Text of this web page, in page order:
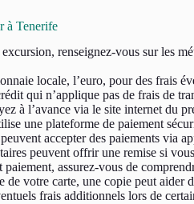
à Tenerife
renseignez-vous sur les
locale, l’euro, pour des frais
qui n’applique pas de frais de
à l’avance via le site internet du
une plateforme de paiement
accepter des paiements via
peuvent offrir une remise si
paiement, assurez-vous de
de votre carte, une copie peut aider
frais additionnels lors de